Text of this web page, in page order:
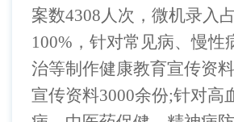
案数4308人次，微机录入
100% ，针对常见病、慢性
治等制作健康教育宣传资料
宣传资料3000余份;针对高